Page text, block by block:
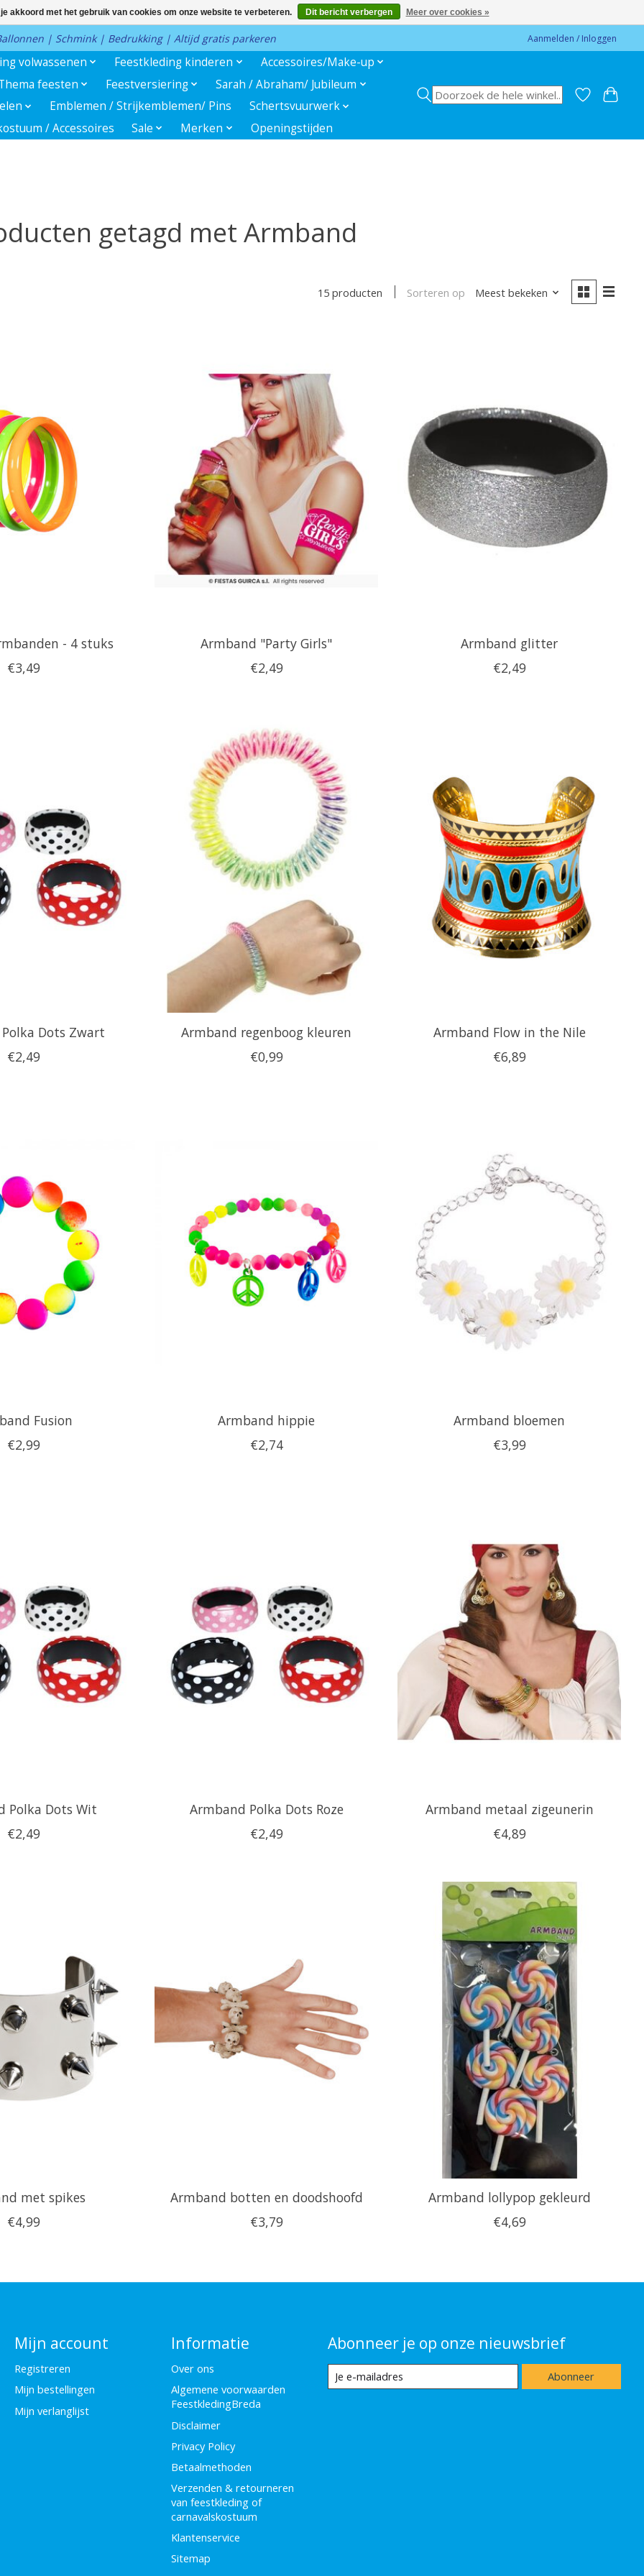
| Schmink | Bedrukking | Altijd gratis parkeren Aanmelden / Inloggen
volwassenen Feestkleding kinderen
Accessoires/Make-up
feesten
Feestversiering
Sarah / Abraham/ Jubileum
Emblemen / Strijkemblemen/ Pins
Schertsvuurwerk
/ Accessoires
Sale Merken Openingstijden
getagd met Armband
15 producten Sorteren op Meest bekeken
- 4 stuks
€3,49
Armband "Party Girls"
€2,49
Armband glitter
€2,49
Dots Zwart
€2,49
Armband regenboog kleuren
€0,99
Armband Flow in the Nile
€6,89
Fusion
€2,99
Armband hippie
€2,74
Armband bloemen
€3,99
Polka Dots Wit
€2,49
Armband Polka Dots Roze
€2,49
Armband metaal zigeunerin
€4,89
met spikes
€4,99
Armband botten en doodshoofd
€3,79
Armband lollypop gekleurd
€4,69
Mijn account
Registreren
Mijn bestellingen
Mijn verlanglijst
Informatie
Over ons
Algemene voorwaarden
FeestkledingBreda
Disclaimer
Privacy Policy
Betaalmethoden
Verzenden & retourneren
van feestkleding of
carnavalskostuum
Klantenservice
Sitemap
Abonneer je op onze nieuwsbrief
Abonneer
akkoord met het gebruik van cookies om onze website te verbeteren. Dit bericht verbergen Meer over cookies »